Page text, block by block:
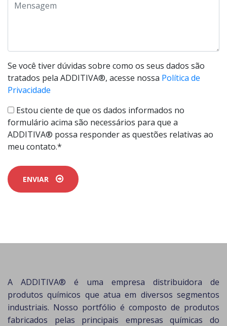
Se você tiver dúvidas sobre como os seus dados são
tratados pela ADDITIVA®, acesse nossa Política de
Privacidade
Estou ciente de que os dados informados no
formulário acima são necessários para que a
ADDITIVA® possa responder as questões relativas ao
meu contato.*
ENVIAR
A ADDITIVA® é uma empresa distribuidora de
produtos químicos que atua em diversos segmentos
industriais. Nosso portfólio é composto de produtos
fabricados pelas principais empresas químicas do